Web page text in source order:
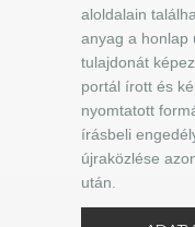
aloldalain
anyag a honlap
tulajdonát
portál írott és
nyomtatott
írásbeli
újraközlése
után.